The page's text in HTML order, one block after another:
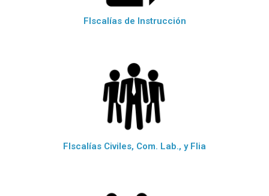
FIscalías de Instrucción
FIscalías Civiles, Com. Lab., y Flia